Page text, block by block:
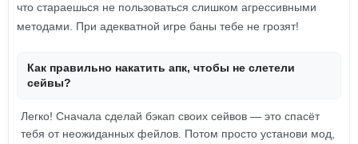
что стараешься не пользоваться слишком агрессивными
методами. При адекватной игре баны тебе не грозят!
Как правильно накатить апк, чтобы не слетели
сейвы?
Легко! Сначала сделай бэкап своих сейвов — это спасёт
тебя от неожиданных фейлов. Потом просто установи мод,